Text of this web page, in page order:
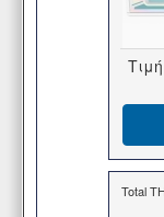
Τιμή
Total